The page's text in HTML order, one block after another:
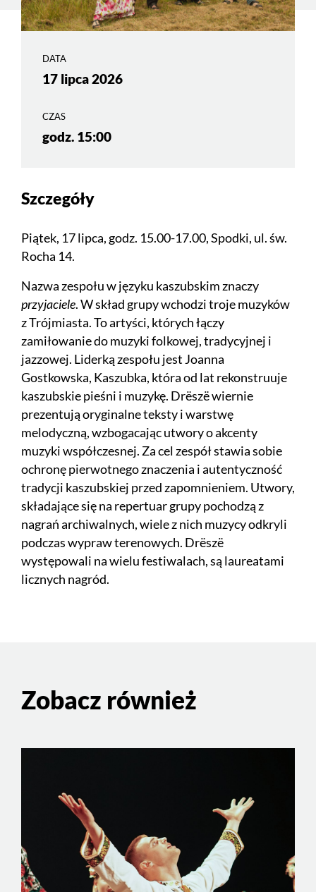
DATA
17 lipca 2026
CZAS
godz. 15:00
Szczegóły
Piątek, 17 lipca, godz. 15.00-17.00, Spodki, ul. św.
Rocha 14.
Nazwa zespołu w języku kaszubskim znaczy
przyjaciele. W skład grupy wchodzi troje muzyków
z Trójmiasta. To artyści, których łączy
zamiłowanie do muzyki folkowej, tradycyjnej i
jazzowej. Liderką zespołu jest Joanna
Gostkowska, Kaszubka, która od lat rekonstruuje
kaszubskie pieśni i muzykę. Drëszë wiernie
prezentują oryginalne teksty i warstwę
melodyczną, wzbogacając utwory o akcenty
muzyki współczesnej. Za cel zespół stawia sobie
ochronę pierwotnego znaczenia i autentyczność
tradycji kaszubskiej przed zapomnieniem. Utwory,
składające się na repertuar grupy pochodzą z
nagrań archiwalnych, wiele z nich muzycy odkryli
podczas wypraw terenowych. Drëszë
występowali na wielu festiwalach, są laureatami
licznych nagród.
Zobacz również